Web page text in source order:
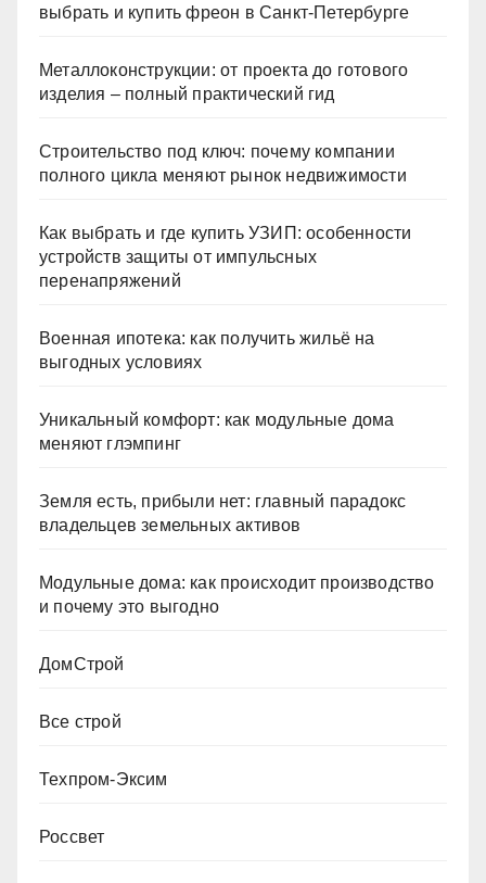
выбрать и купить фреон в Санкт-Петербурге
Металлоконструкции: от проекта до готового
изделия – полный практический гид
Строительство под ключ: почему компании
полного цикла меняют рынок недвижимости
Как выбрать и где купить УЗИП: особенности
устройств защиты от импульсных
перенапряжений
Военная ипотека: как получить жильё на
выгодных условиях
Уникальный комфорт: как модульные дома
меняют глэмпинг
Земля есть, прибыли нет: главный парадокс
владельцев земельных активов
Модульные дома: как происходит производство
и почему это выгодно
ДомСтрой
Все строй
Техпром-Эксим
Россвет